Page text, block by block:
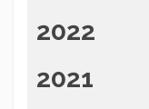
2022
2021